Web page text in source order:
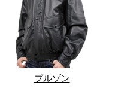
ブルゾン